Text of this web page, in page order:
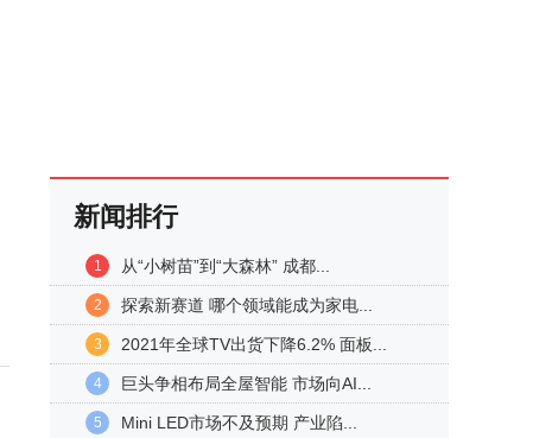
新闻排行
1 从“小树苗”到“大森林” 成都...
2 探索新赛道 哪个领域能成为家电...
3 2021年全球TV出货下降6.2% 面板...
4 巨头争相布局全屋智能 市场向AI...
5 Mini LED市场不及预期 产业陷...